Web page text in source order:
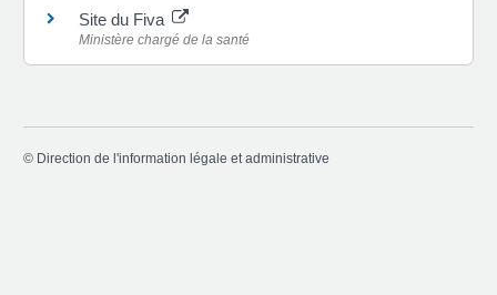
Site du Fiva
Ministère chargé de la santé
© Direction de l'information légale et administrative